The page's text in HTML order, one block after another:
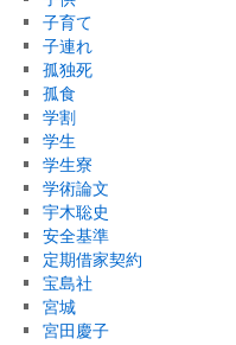
子育て
子連れ
孤独死
孤食
学割
学生
学生寮
学術論文
宇木聡史
安全基準
定期借家契約
宝島社
宮城
宮田慶子